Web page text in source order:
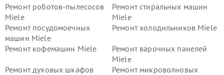
Ремонт роботов-пылесосов
Miele
Ремонт стиральных машин
Miele
Ремонт посудомоечных
машин Miele
Ремонт холодильников Miele
Ремонт кофемашин Miele
Ремонт варочных панелей
Miele
Ремонт духовых шкафов
Ремонт микроволновых